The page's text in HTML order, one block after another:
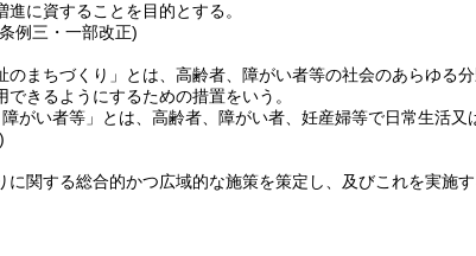
に資することを目的とする。
例三・一部改正)
のまちづくり」とは、高齢者、障がい者等の社会のあらゆる
きるようにするための措置をいう。
がい者等」とは、高齢者、障がい者、妊産婦等で日常生活又
に関する総合的かつ広域的な施策を策定し、及びこれを実施す